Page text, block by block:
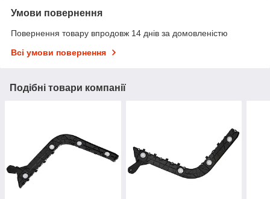
Умови повернення
Повернення товару впродовж 14 днів за домовленістю
Всі умови повернення
Подібні товари компанії